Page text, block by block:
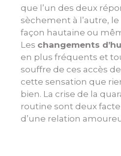
que l’un des deux
sèchement à l’autre,
façon hautaine ou
Les changements
en plus fréquents et
souffre de ces accès
cette sensation que
bien. La crise de la
routine sont deux
d’une relation